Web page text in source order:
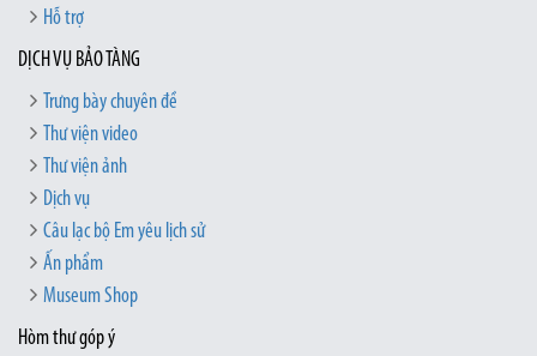
Hỗ trợ
DỊCH VỤ BẢO TÀNG
Trưng bày chuyên đề
Thư viện video
Thư viện ảnh
Dịch vụ
Câu lạc bộ Em yêu lịch sử
Ấn phẩm
Museum Shop
Hòm thư góp ý